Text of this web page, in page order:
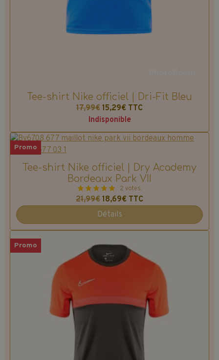
Tee-shirt Nike officiel | Dri-Fit Bleu
17,99€ 15,29€ TTC
Indisponible
Promo
Tee-shirt Nike officiel | Dry Academy
Bordeaux Park VII
2 votes.
21,99€ 18,69€ TTC
Détails
Promo